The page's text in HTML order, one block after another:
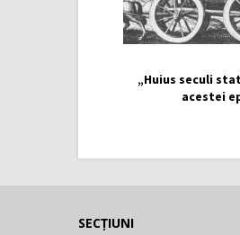
„Huius seculi
acestei
SECȚIUNI